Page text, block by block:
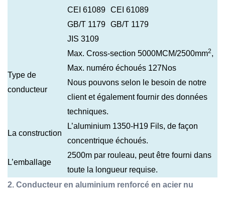
CEI 61089
GB/T 1179
JIS 3109
CEI 61089
GB/T 1179
Type de
conducteur
Max. Cross-section 5000MCM/2500mm2,
Max. numéro échoués 127Nos
Nous pouvons selon le besoin de notre
client et également fournir des données
techniques.
La construction
L’aluminium 1350-H19 Fils, de façon
concentrique échoués.
L’emballage
2500m par rouleau, peut être fourni dans
toute la longueur requise.
2. Conducteur en aluminium renforcé en acier nu